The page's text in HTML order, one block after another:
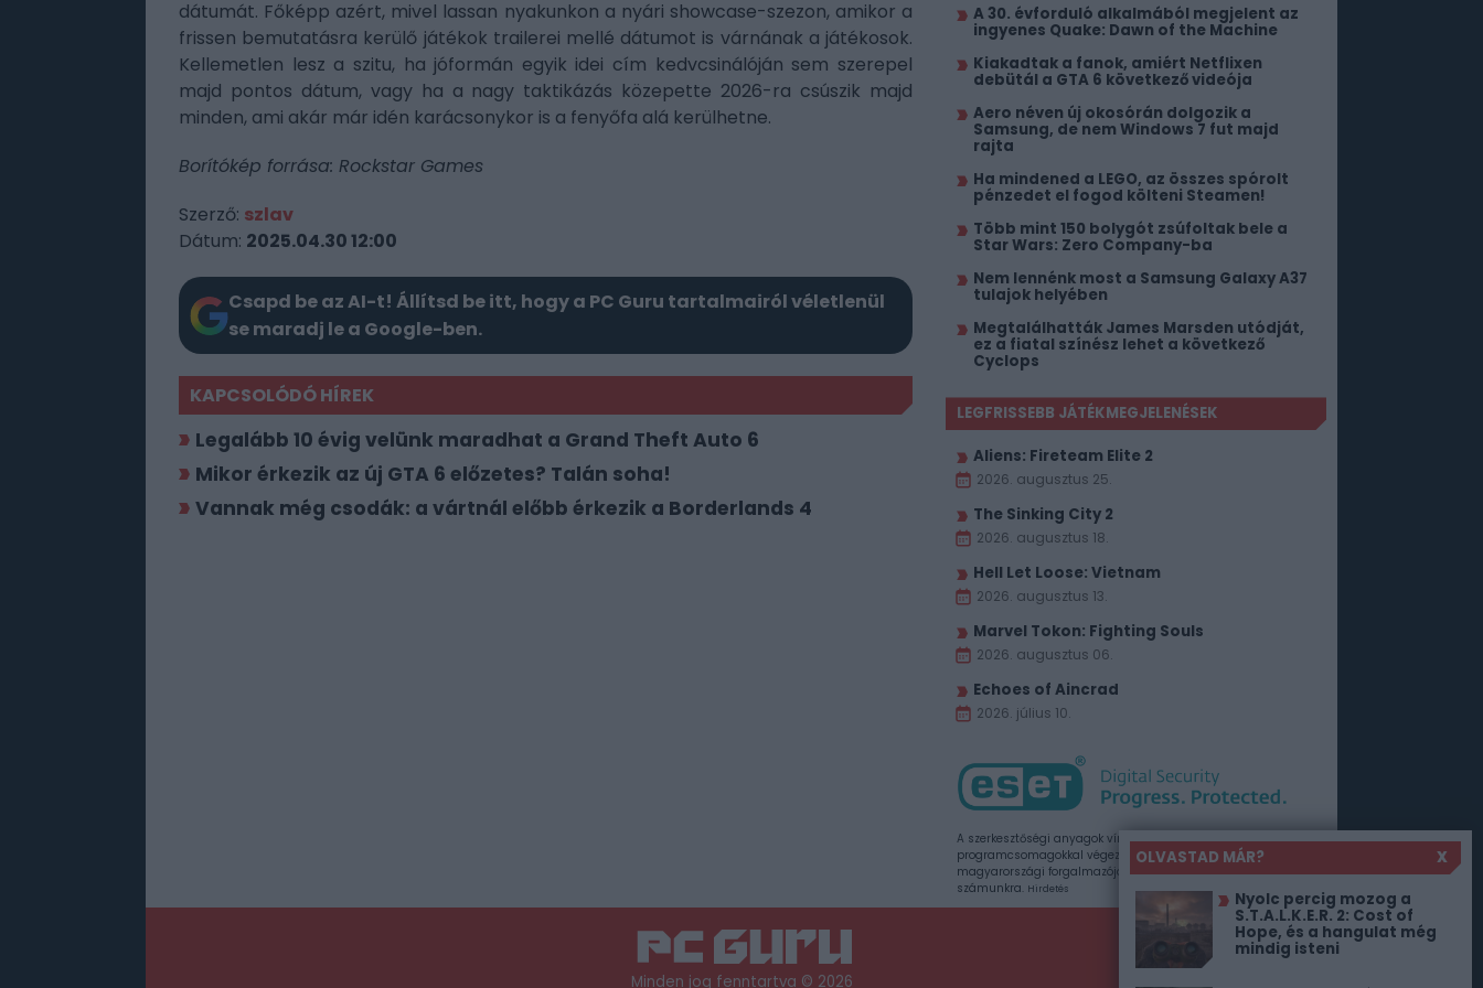
dátumát. Főképp azért, mivel lassan nyakunkon a nyári showcase-szezon, amikor a
frissen bemutatásra kerülő játékok trailerei mellé dátumot is várnának a játékosok.
Kellemetlen lesz a szitu, ha jóformán egyik idei cím kedvcsinálóján sem szerepel
majd pontos dátum, vagy ha a nagy taktikázás közepette 2026-ra csúszik majd
minden, ami akár már idén karácsonykor is a fenyőfa alá kerülhetne.
Borítókép forrása: Rockstar Games
Szerző: szlav
Dátum: 2025.04.30 12:00
Csapd be az AI-t! Állítsd be itt, hogy a PC Guru tartalmairól véletlenül
se maradj le a Google-ben.
KAPCSOLÓDÓ HÍREK
Legalább 10 évig velünk maradhat a Grand Theft Auto 6
Mikor érkezik az új GTA 6 előzetes? Talán soha!
Vannak még csodák: a vártnál előbb érkezik a Borderlands 4
OLVASTAD MÁR?
X
Nyolc percig mozog a
S.T.A.L.K.E.R. 2: Cost of
Hope, és a hangulat még
mindig isteni
A 30. évforduló alkalmából megjelent az
ingyenes Quake: Dawn of the Machine
Kiakadtak a fanok, amiért Netflixen
debütál a GTA 6 következő videója
Aero néven új okosórán dolgozik a
Samsung, de nem Windows 7 fut majd
rajta
Ha mindened a LEGO, az összes spórolt
pénzedet el fogod költeni Steamen!
Több mint 150 bolygót zsúfoltak bele a
Star Wars: Zero Company-ba
Nem lennénk most a Samsung Galaxy A37
tulajok helyében
Megtalálhatták James Marsden utódját,
ez a fiatal színész lehet a következő
Cyclops
LEGFRISSEBB JÁTÉKMEGJELENÉSEK
Aliens: Fireteam Elite 2
2026. augusztus 25.
The Sinking City 2
2026. augusztus 18.
Hell Let Loose: Vietnam
2026. augusztus 13.
Marvel Tokon: Fighting Souls
2026. augusztus 06.
Echoes of Aincrad
2026. július 10.
A szerkesztőségi anyagok vírusellenőrzését az ESET
programcsomagokkal végezzük, amelyet a szoftver
magyarországi forgalmazója, a Sicontact Kft. biztosít
számunkra. Hirdetés
Minden jog fenntartva © 2026